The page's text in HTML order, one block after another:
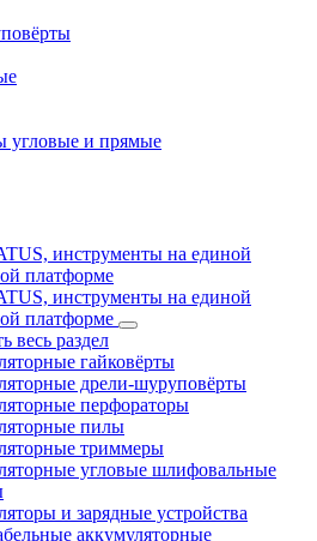
и прямые
инструменты на единой
платформе
инструменты на единой
платформе
весь раздел
гайковёрты
дрели-шуруповёрты
перфораторы
пилы
триммеры
угловые шлифовальные
и зарядные устройства
аккумуляторные